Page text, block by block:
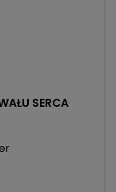
SERCA